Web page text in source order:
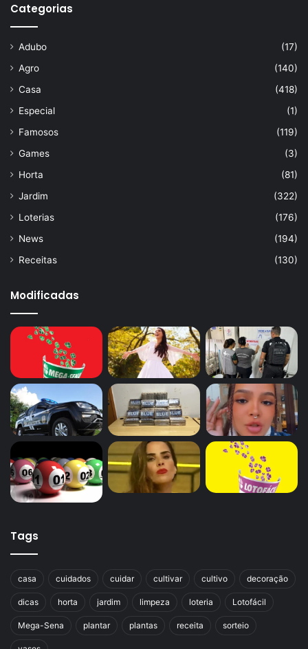
Categorias
Adubo
(17)
Agro
(140)
Casa
(418)
Especial
(1)
Famosos
(119)
Games
(3)
Horta
(81)
Jardim
(322)
Loterias
(176)
News
(194)
Receitas
(130)
Modificadas
Tags
casa cuidados cuidar cultivar cultivo decoração
dicas horta jardim limpeza loteria Lotofácil
Mega-Sena plantar plantas receita sorteio